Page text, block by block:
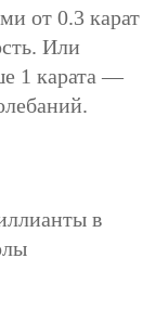
от 0.3 карат
Или
1 карата —
в